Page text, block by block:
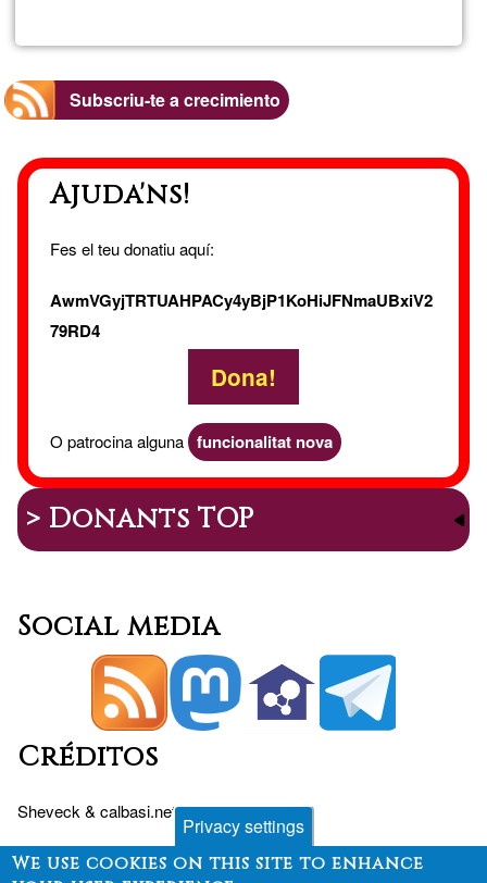
Subscriu-te a crecimiento
Ajuda'ns!
Fes el teu donatiu aquí:
AwmVGyjTRTUAHPACy4yBjP1KoHiJFNmaUBxiV2
79RD4
Dona!
O patrocina alguna funcionalitat nova
> Donants TOP
Social media
Créditos
Sheveck&calbasi.net+Drupal
Privacy settings
We use cookies on this site to enhance